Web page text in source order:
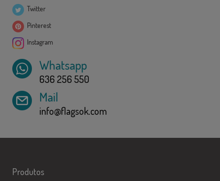
Twitter
Pinterest
Instagram
Whatsapp
636 256 550
Mail
info@flagsok.com
Produtos